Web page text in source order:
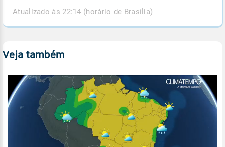
Atualizado às 22:14 (horário de Brasília)
Veja também